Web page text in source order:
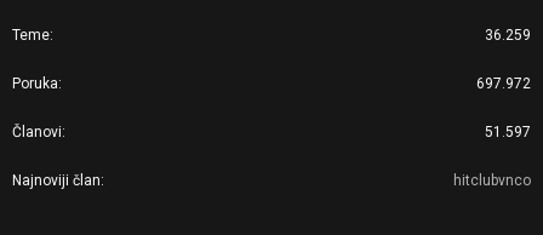
Teme 36.259
Poruka 697.972
Članovi 51.597
Najnoviji član hitclubvnco